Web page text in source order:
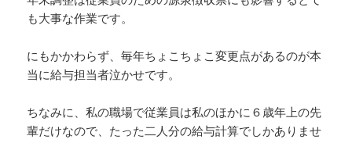
も大事な作業です。
にもかかわらず、毎年ちょこちょこ変更点があるのが本
当に給与担当者泣かせです。
ちなみに、私の職場で従業員は私のほかに６歳年上の先
輩だけなので、たった二人分の給与計算でしかありませ